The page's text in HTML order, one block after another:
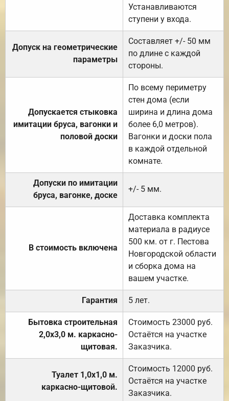
Устанавливаются
ступени у входа.
Допуск на геометрические
параметры
Составляет +/- 50 мм
по длине с каждой
стороны.
Допускается стыковка
имитации бруса, вагонки и
половой доски
По всему периметру
стен дома (если
ширина и длина дома
более 6,0 метров).
Вагонки и доски пола
в каждой отдельной
комнате.
Допуски по имитации
бруса, вагонке, доске
+/- 5 мм.
В стоимость включена
Доставка комплекта
материала в радиусе
500 км. от г. Пестова
Новгородской области
и сборка дома на
вашем участке.
Гарантия 5 лет.
Бытовка строительная
2,0х3,0 м. каркасно-
щитовая.
Стоимость 23000 руб.
Остаётся на участке
Заказчика.
Туалет 1,0х1,0 м.
каркасно-щитовой.
Стоимость 12000 руб.
Остаётся на участке
Заказчика.